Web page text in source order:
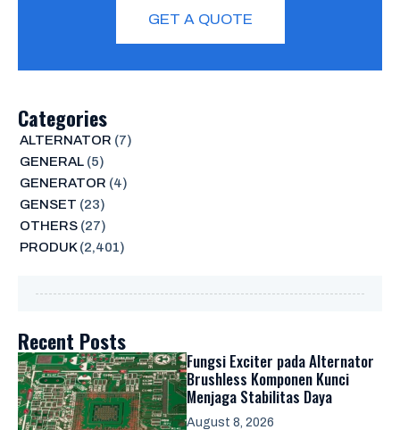
GET A QUOTE
Categories
ALTERNATOR (7)
GENERAL(5)
GENERATOR (4)
GENSET (23)
OTHERS(27)
PRODUK(2,401)
Recent Posts
Fungsi Exciter pada Alternator
Brushless Komponen Kunci
Menjaga Stabilitas Daya
August 8, 2026